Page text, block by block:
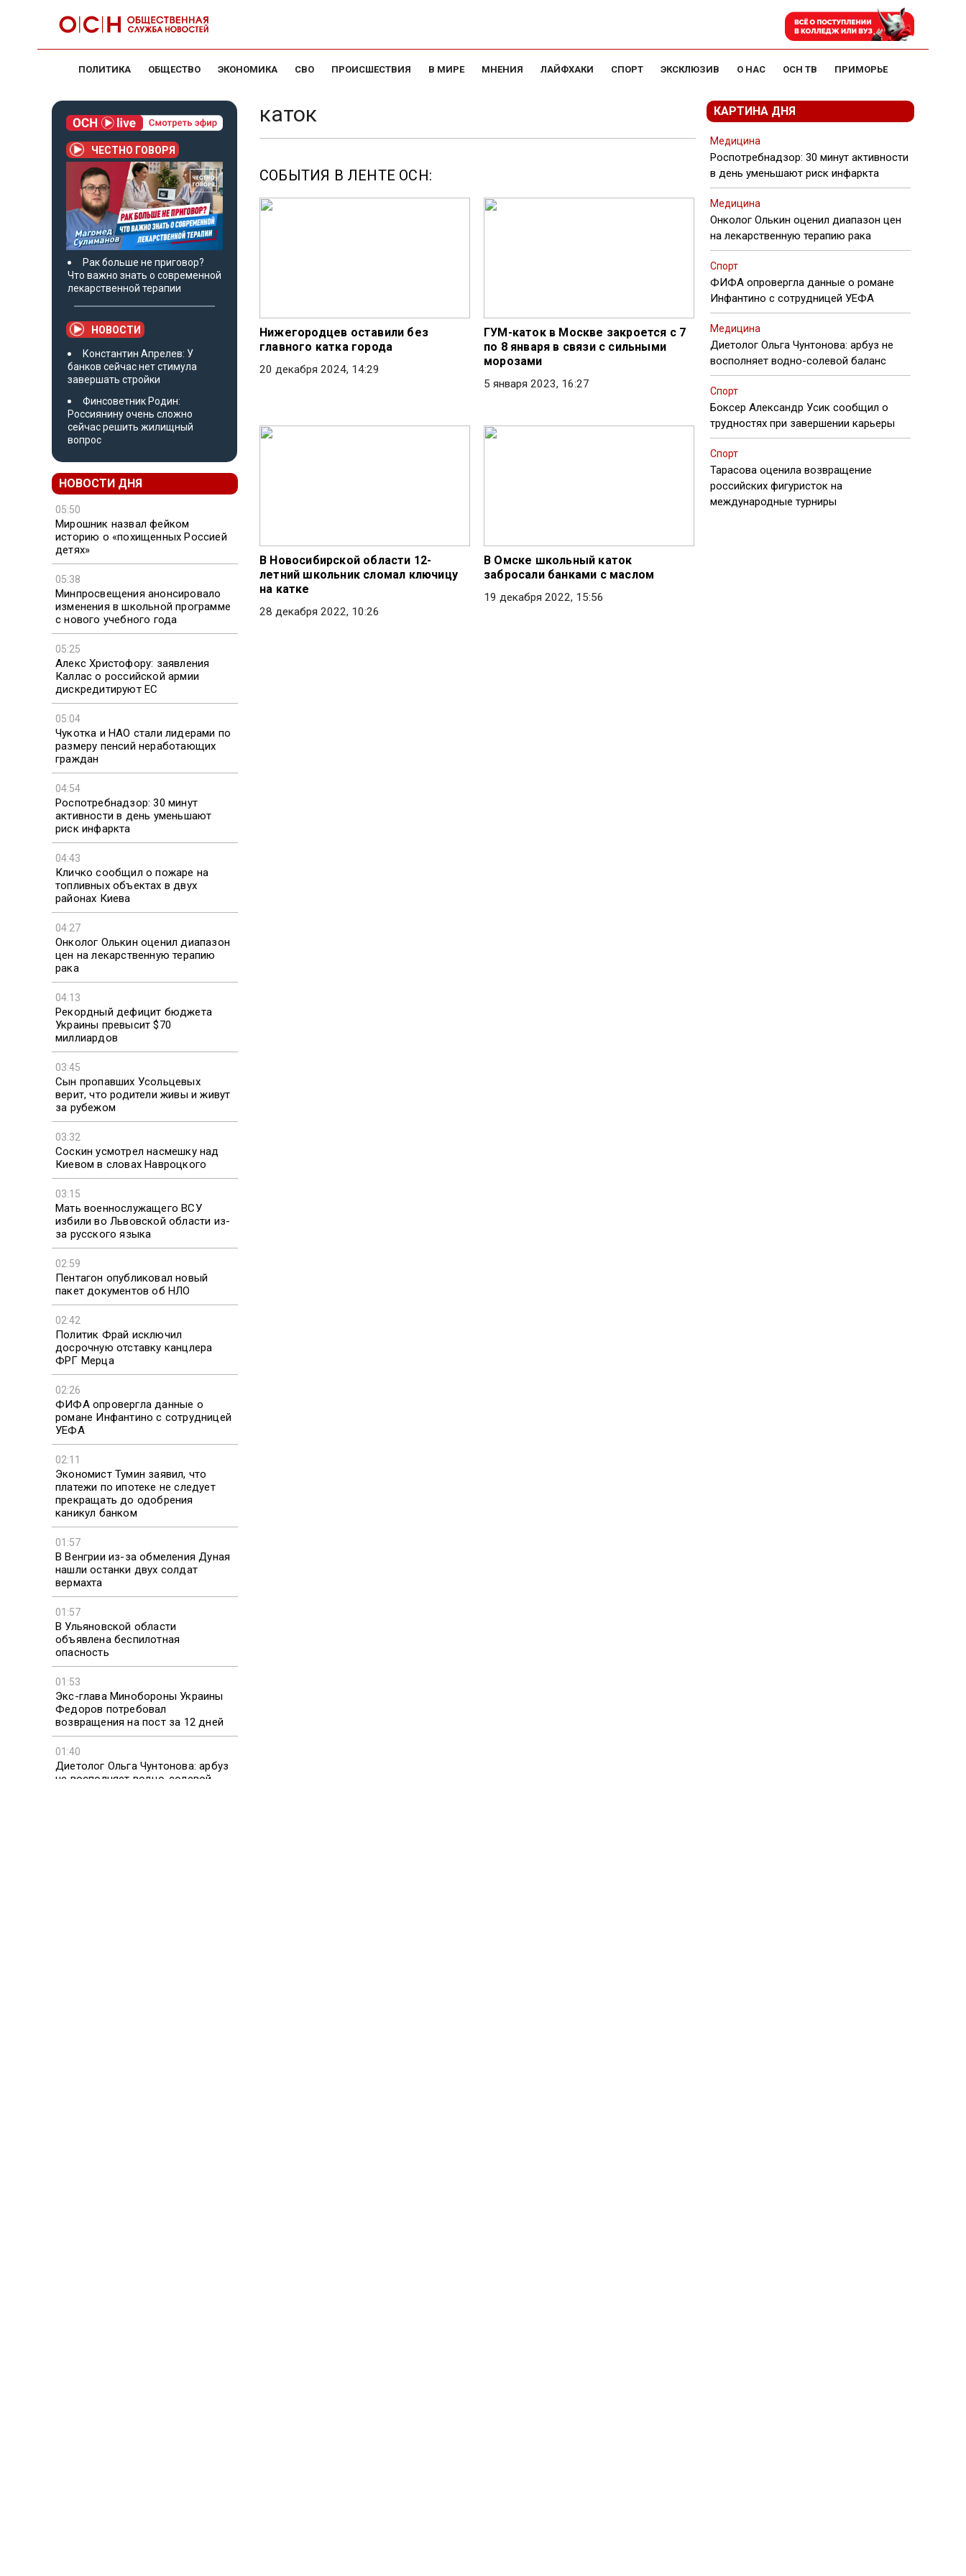
ПОЛИТИКА ОБЩЕСТВО ЭКОНОМИКА СВО ПРОИСШЕСТВИЯ В МИРЕ МНЕНИЯ ЛАЙФХАКИ СПОРТ ЭКСКЛЮЗИВ О НАС ОСН ТВ ПРИМОРЬЕ
ЧЕСТНО ГОВОРЯ
Рак больше не приговор?
Что важно знать о современной
лекарственной терапии
НОВОСТИ
Константин Апрелев: У
банков сейчас нет стимула
завершать стройки
Финсоветник Родин:
Россиянину очень сложно
сейчас решить жилищный
вопрос
НОВОСТИ ДНЯ
05:50
Мирошник назвал фейком
историю о «похищенных Россией
детях»
05:38
Минпросвещения анонсировало
изменения в школьной программе
с нового учебного года
05:25
Алекс Христофору: заявления
Каллас о российской армии
дискредитируют ЕС
05:04
Чукотка и НАО стали лидерами по
размеру пенсий неработающих
граждан
04:54
Роспотребнадзор: 30 минут
активности в день уменьшают
риск инфаркта
04:43
Кличко сообщил о пожаре на
топливных объектах в двух
районах Киева
04:27
Онколог Олькин оценил диапазон
цен на лекарственную терапию
рака
04:13
Рекордный дефицит бюджета
Украины превысит $70
миллиардов
03:45
Сын пропавших Усольцевых
верит, что родители живы и живут
за рубежом
03:32
Соскин усмотрел насмешку над
Киевом в словах Навроцкого
03:15
Мать военнослужащего ВСУ
избили во Львовской области из-
за русского языка
02:59
Пентагон опубликовал новый
пакет документов об НЛО
02:42
Политик Фрай исключил
досрочную отставку канцлера
ФРГ Мерца
02:26
ФИФА опровергла данные о
романе Инфантино с сотрудницей
УЕФА
02:11
Экономист Тумин заявил, что
платежи по ипотеке не следует
прекращать до одобрения
каникул банком
01:57
В Венгрии из-за обмеления Дуная
нашли останки двух солдат
вермахта
01:57
В Ульяновской области
объявлена беспилотная
опасность
01:53
Экс-глава Минобороны Украины
Федоров потребовал
возвращения на пост за 12 дней
01:40
Диетолог Ольга Чунтонова: арбуз
не восполняет водно-солевой
каток
СОБЫТИЯ В ЛЕНТЕ ОСН:
Нижегородцев оставили без
главного катка города
20 декабря 2024, 14:29
ГУМ-каток в Москве закроется с 7
по 8 января в связи с сильными
морозами
5 января 2023, 16:27
В Новосибирской области 12-
летний школьник сломал ключицу
на катке
28 декабря 2022, 10:26
В Омске школьный каток
забросали банками с маслом
19 декабря 2022, 15:56
КАРТИНА ДНЯ
Медицина
Роспотребнадзор: 30 минут активности
в день уменьшают риск инфаркта
Медицина
Онколог Олькин оценил диапазон цен
на лекарственную терапию рака
Спорт
ФИФА опровергла данные о романе
Инфантино с сотрудницей УЕФА
Медицина
Диетолог Ольга Чунтонова: арбуз не
восполняет водно-солевой баланс
Спорт
Боксер Александр Усик сообщил о
трудностях при завершении карьеры
Спорт
Тарасова оценила возвращение
российских фигуристок на
международные турниры